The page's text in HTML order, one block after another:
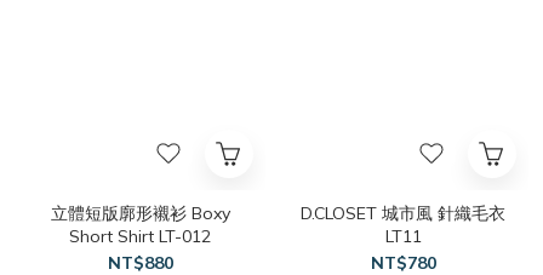
立體短版廓形襯衫 Boxy
Short Shirt LT-012
NT$880
D.CLOSET 城市風 針織毛衣
LT11
NT$780